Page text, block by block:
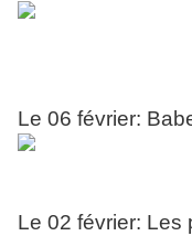
Le 06 février:
Le 02 février: Les